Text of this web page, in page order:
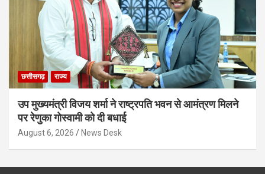
छत्तीसगढ़ राज्य
उप मुख्यमंत्री विजय शर्मा ने राष्ट्रपति भवन से आमंत्रण मिलने
पर रेणुका गोस्वामी को दी बधाई
August 6, 2026 News Desk